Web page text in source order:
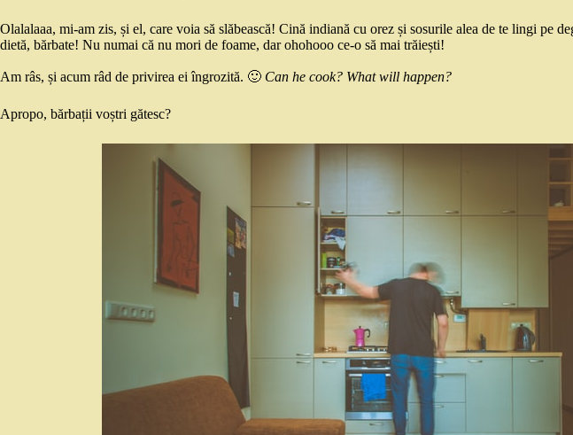
Olalalaaa, mi-am zis, și el, care voia să slăbească! Cină indiană cu orez și sosurile alea de te lingi pe
dietă, bărbate! Nu numai că nu mori de foame, dar ohohooo ce-o să mai trăiești!
Am râs, și acum râd de privirea ei îngrozită. 🙂 Can he cook? What will happen?
Apropo, bărbații voștri gătesc?